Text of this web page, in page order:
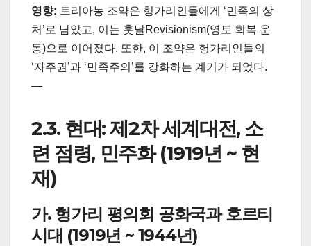
영향: 트리아농 조약은 헝가리인들에게 ‘민족의 상
처’로 남았고, 이는 훗날Revisionism(영토 회복 운
동)으로 이어졌다. 또한, 이 조약은 헝가리인들의
‘자주권’과 ‘민족주의’를 강화하는 계기가 되었다.
—
2.3. 현대: 제2차 세계대전, 소
련 점령, 민주화 (1919년 ~ 현
재)
가. 헝가리 평의회 공화국과 호르티
시대 (1919년 ~ 1944년)